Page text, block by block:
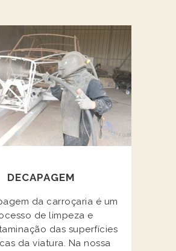
DECAPAGEM
da carroçaria é um
de limpeza e
das superfícies
da viatura. Na nossa